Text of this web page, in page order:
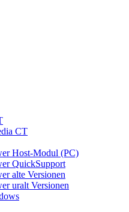
CT
Host-Modul (PC)
QuickSupport
alte Versionen
uralt Versionen